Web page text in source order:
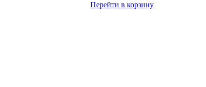
Перейти в корзину